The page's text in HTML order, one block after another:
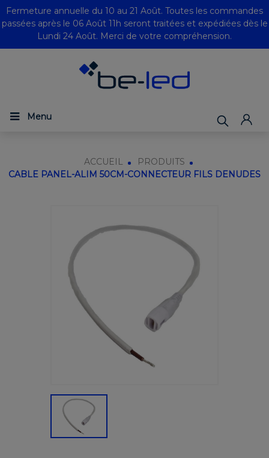
Fermeture annuelle du 10 au 21 Août. Toutes les commandes
passées après le 06 Août 11h seront traitées et expédiées dès le
Lundi 24 Août. Merci de votre compréhension.
Menu
ACCUEIL
PRODUITS
CABLE PANEL-ALIM 50CM-CONNECTEUR FILS DENUDES